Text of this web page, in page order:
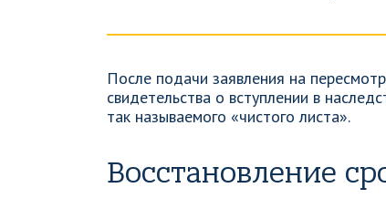
После подачи заявления на
свидетельства о вступлении в
так называемого «чистого листа».
Восстановление